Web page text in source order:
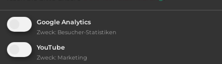
Ausstattung:
bis 35,- Euro
Google Analytics
Zweck: Besucher-Statistiken
YouTube
Zweck: Marketing